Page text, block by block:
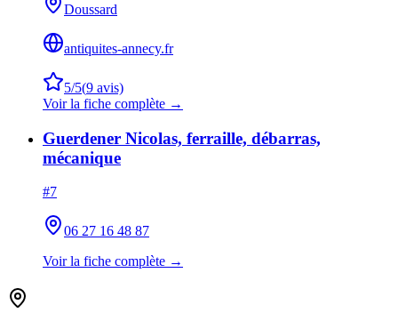
Doussard
antiquites-annecy.fr
5/5(9 avis)
Voir la fiche complète →
Guerdener Nicolas, ferraille, débarras,
mécanique
#7
06 27 16 48 87
Voir la fiche complète →